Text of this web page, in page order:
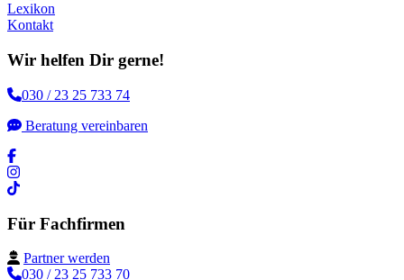
Lexikon
Kontakt
Wir helfen Dir gerne!
030 / 23 25 733 74
Beratung vereinbaren
Für Fachfirmen
Partner werden
030 / 23 25 733 70